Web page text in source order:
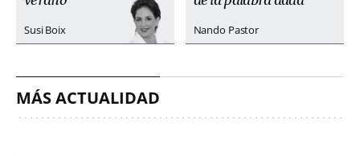
Susi Boix Nando Pastor
MÁS ACTUALIDAD